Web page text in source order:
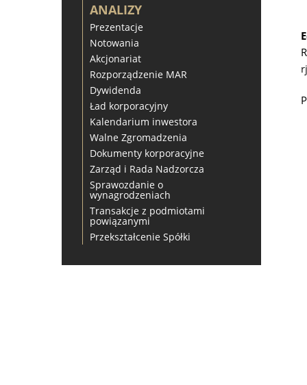
ANALIZY
Prezentacje
Notowania
Akcjonariat
Rozporządzenie MAR
Dywidenda
Ład korporacyjny
Kalendarium inwestora
Walne Zgromadzenia
Dokumenty korporacyjne
Zarząd i Rada Nadzorcza
Sprawozdanie o
wynagrodzeniach
Transakcje z podmiotami
powiązanymi
Przekształcenie Spółki